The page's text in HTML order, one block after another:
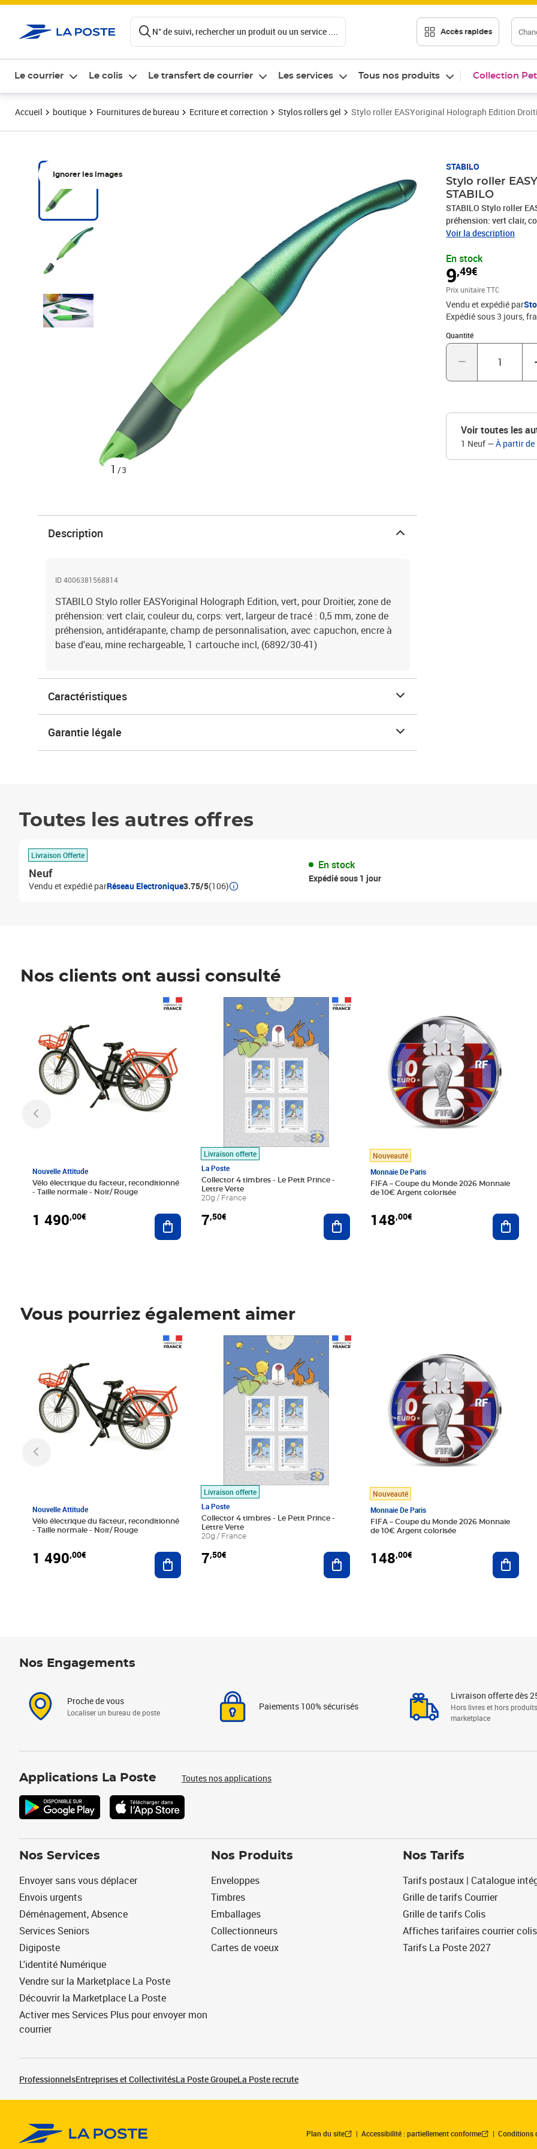
N° de suivi, rechercher un produit ou un service .... Accès rapides
Le courrier Le colis Le transfert de courrier Les services Tous nos produits Collection
Accueil boutique Fournitures de bureau Ecriture et correction Stylos rollers gel Stylo roller EASYoriginal Holograph Edition
Ignorer les images
1 /3
STABILO
Stylo roller
STABILO
STABILO Stylo roller
préhension: vert clair,
préhension,
Voir la description
En stock
9,49€
Prix 9,49€
Prix unitaire TTC
Vendu et expédié par
Expédié sous 3 jours,
Quantité
Quantité : 1
Voir toutes les
1 Neuf —À partir de
Description
ID 4006381568814
STABILO Stylo roller EASYoriginal Holograph Edition, vert, pour Droitier, zone de
préhension: vert clair, couleur du, corps: vert, largeur de tracé : 0,5 mm, zone de
préhension, antidérapante, champ de personnalisation, avec capuchon, encre à
base d'eau, mine rechargeable, 1 cartouche incl, (6892/30-41)
Caractéristiques
Garantie légale
Toutes les autres offres
Livraison Offerte
Neuf
Vendu et expédié parRéseau Electronique3.75/5(106)
En stock
Expédié sous 1 jour
Nos clients ont aussi consulté
Nouvelle Attitude
Vélo électrique du facteur, reconditionné
- Taille normale - Noir/ Rouge
1 490,00€ Ajouter au panier
Livraison offerte
La Poste
Collector 4 timbres - Le Petit Prince -
Lettre Verte
20g / France
7,50€
Prix 7,50€
Ajouter au panier
Nouveauté
Monnaie De Paris
FIFA – Coupe du Monde 2026 Monnaie
de 10€ Argent colorisée
148,00€
Vous pourriez également aimer
Nouvelle Attitude
Vélo électrique du facteur, reconditionné
- Taille normale - Noir/ Rouge
1 490,00€ Ajouter au panier
Livraison offerte
La Poste
Collector 4 timbres - Le Petit Prince -
Lettre Verte
20g / France
7,50€
Prix 7,50€
Ajouter au panier
Nouveauté
Monnaie De Paris
FIFA – Coupe du Monde 2026 Monnaie
de 10€ Argent colorisée
148,00€
Nos Engagements
Proche de vous
Localiser un bureau de poste
Paiements 100% sécurisés
Livraison offerte dès
Hors livres et hors produits
marketplace
Applications La Poste Toutes nos applications
Nos Services
Envoyer sans vous déplacer
Envois urgents
Déménagement, Absence
Services Seniors
Digiposte
L'identité Numérique
Vendre sur la Marketplace La Poste
Découvrir la Marketplace La Poste
Activer mes Services Plus pour envoyer mon
courrier
Nos Produits
Enveloppes
Timbres
Emballages
Collectionneurs
Cartes de voeux
Nos Tarifs
Tarifs postaux | Catalogue
Grille de tarifs Courrier
Grille de tarifs Colis
Affiches tarifaires courrier colis
Tarifs La Poste 2027
ProfessionnelsEntreprises et CollectivitésLa Poste GroupeLa Poste recrute
Plan du site Accessibilité : partiellement conforme Conditions